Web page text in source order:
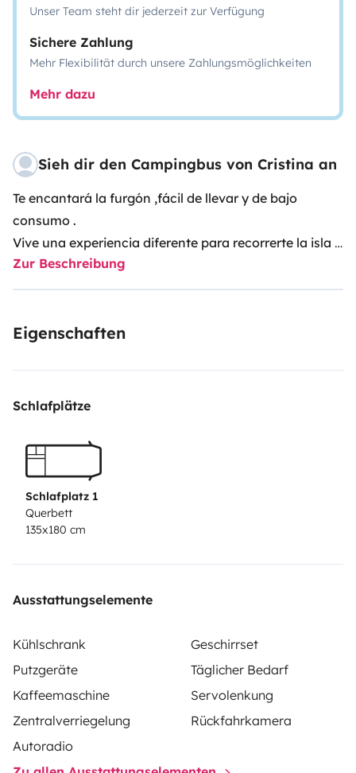
Unser Team steht dir jederzeit zur Verfügung
Sichere Zahlung
Mehr Flexibilität durch unsere Zahlungsmöglichkeiten
Mehr dazu
Sieh dir den Campingbus von Cristina an
Te encantará la furgón ,fácil de llevar y de bajo
consumo .
Vive una experiencia diferente para recorrerte la isla .
Zur Beschreibung
Eigenschaften
Schlafplätze
Schlafplatz 1
Querbett
135x180 cm
Ausstattungselemente
Kühlschrank
Geschirrset
Putzgeräte
Täglicher Bedarf
Kaffeemaschine
Servolenkung
Zentralverriegelung
Rückfahrkamera
Autoradio